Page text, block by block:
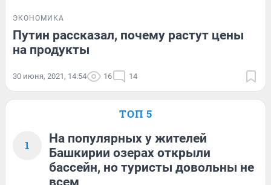
ЭКОНОМИКА
Путин рассказал, почему растут цены
на продукты
30 июня, 2021, 14:54 16 14
ТОП 5
1
На популярных у жителей
Башкирии озерах открыли
бассейн, но туристы довольны не
всем